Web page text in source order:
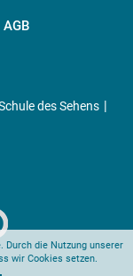
AGB
des Sehens |
Durch die Nutzung unserer
wir Cookies setzen.